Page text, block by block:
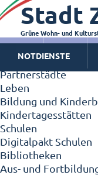
Zeitz - Die Kleinstadt
Willkommen in
Interview mit
Zeitz - Stadt der
Ortschaften
Partnerstädte
Leben
Bildung und
Kindertagesstätten
Schulen
Digitalpakt Schulen
Bibliotheken
Aus- und
Stadt
Grüne Wohn- und
NOTDIENSTE